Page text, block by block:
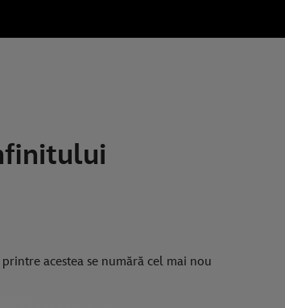
acestea se numără cel mai nou